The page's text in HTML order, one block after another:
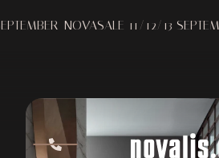
NOVASALE 11/12/13 SEPTEMBER